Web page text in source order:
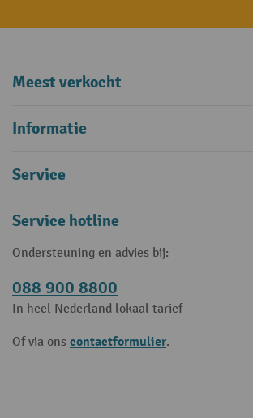
Meest verkocht
Informatie
Service
Service hotline
Ondersteuning en advies bij:
088 900 8800
In heel Nederland lokaal tarief
Of via ons contactformulier.